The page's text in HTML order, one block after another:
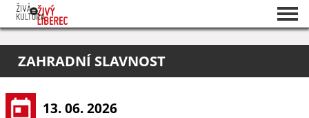
O projektu
Pořadatelé
ZAHRADNÍ SLAVNOST
13. 06. 2026